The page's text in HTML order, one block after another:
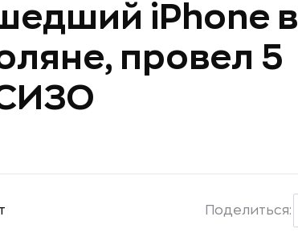
iPhone в
провел 5
Поделиться: